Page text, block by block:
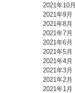
2021年10月
2021年9月
2021年8月
2021年7月
2021年6月
2021年5月
2021年4月
2021年3月
2021年2月
2021年1月